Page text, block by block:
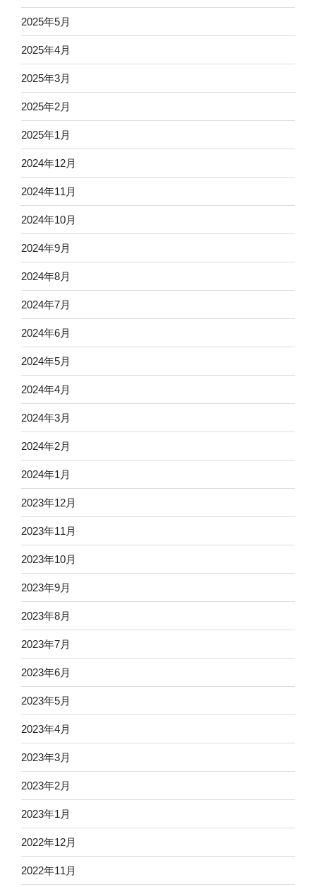
2025年5月
2025年4月
2025年3月
2025年2月
2025年1月
2024年12月
2024年11月
2024年10月
2024年9月
2024年8月
2024年7月
2024年6月
2024年5月
2024年4月
2024年3月
2024年2月
2024年1月
2023年12月
2023年11月
2023年10月
2023年9月
2023年8月
2023年7月
2023年6月
2023年5月
2023年4月
2023年3月
2023年2月
2023年1月
2022年12月
2022年11月